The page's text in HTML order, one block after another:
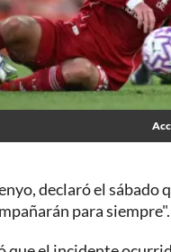
declaró el sábado
para siempre".